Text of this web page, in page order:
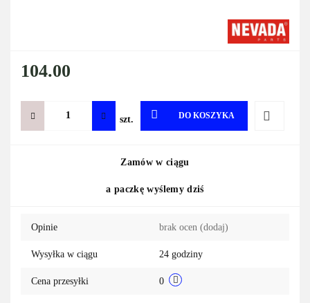
104.00
szt. DO KOSZYKA
Zamów w ciągu
a paczkę wyślemy dziś
Opinie brak ocen (dodaj)
Wysyłka w ciągu 24 godziny
Cena przesyłki 0